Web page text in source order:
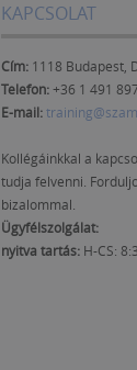
KAPCSOLAT
Cím: 1118 Budapest,
Telefon:+36 1 491
E-mail:
Kollégáinkkal a
tudja felvenni.
bizalommal.
Ügyfélszolgálat:
nyitva tartás: H-CS: